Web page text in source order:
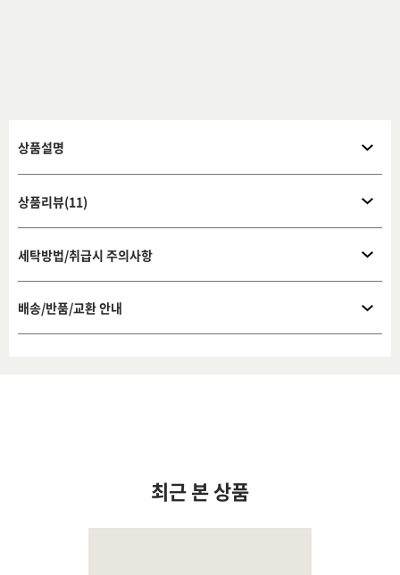
상품설명
상품리뷰(11)
세탁방법/취급시 주의사항
배송/반품/교환 안내
최근 본 상품